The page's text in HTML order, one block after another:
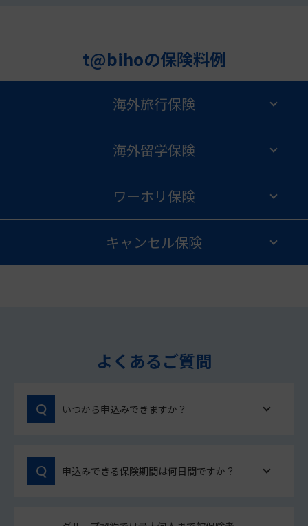
t@bihoの保険料例
海外旅行保険
海外留学保険
ワーホリ保険
キャンセル保険
よくあるご質問
いつから申込みできますか？
申込みできる保険期間は何日間ですか？